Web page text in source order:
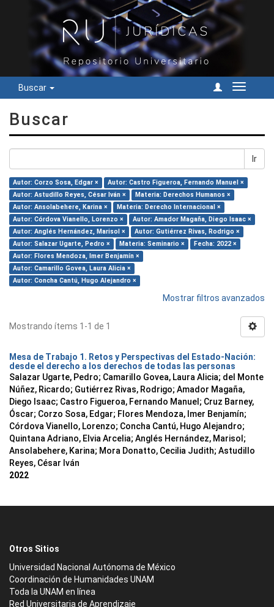
Buscar
Cambiar
Buscar
Ir
Autor: Corzo Sosa, Edgar ×
Autor: Castro Figueroa, Fernando Manuel ×
Autor: Astudillo Reyes, César Iván ×
Materia: Derechos Humanos ×
Autor: Ansolabehere, Karina ×
Materia: Derecho Internacional ×
Autor: Córdova Vianello, Lorenzo ×
Autor: Amador Magaña, Diego Isaac ×
Autor: Anglés Hernández, Marisol ×
Autor: Gutiérrez Rivas, Rodrigo ×
Autor: Salazar Ugarte, Pedro ×
Materia: Seminario ×
Fecha: 2022 ×
Autor: Flores Mendoza, Imer Benjamín ×
Autor: Camarillo Govea, Laura Alicia ×
Autor: Concha Cantú, Hugo Alejandro ×
Mostrar filtros avanzados
Mostrando ítems 1-1 de 1
Mesa de Trabajo 1. Retos y Perspectivas del Estado-Nación:
desde el derecho a los derechos de todas las personas
Salazar Ugarte, Pedro; Camarillo Govea, Laura Alicia; del Monte
Núñez, Ricardo; Gutiérrez Rivas, Rodrigo; Amador Magaña,
Diego Isaac; Castro Figueroa, Fernando Manuel ; Cruz Barney,
Óscar; Corzo Sosa, Edgar; Flores Mendoza, Imer Benjamín;
Córdova Vianello, Lorenzo; Concha Cantú, Hugo Alejandro;
Quintana Adriano, Elvia Arcelia; Anglés Hernández, Marisol ;
Ansolabehere, Karina; Mora Donatto, Cecilia Judith; Astudillo
Reyes, César Iván
2022
Otros Sitios
Universidad Nacional Autónoma de México
Coordinación de Humanidades UNAM
Toda la UNAM en línea
Red Universitaria de Aprendizaje